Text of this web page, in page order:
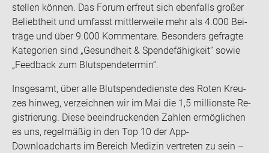
stel­len kön­nen. Das Forum er­freut sich eben­falls gro­ßer
Be­liebt­heit und um­fasst mitt­ler­wei­le mehr als 4.000 Bei­
trä­ge und über 9.000 Kom­men­ta­re. Be­son­ders ge­frag­te
Ka­te­go­rien sind „Ge­sund­heit & Spen­de­fä­hig­keit“ sowie
„Feed­back zum Blut­spen­de­ter­min“.
Ins­ge­samt, über alle Blut­spen­de­diens­te des Roten Kreu­
zes hin­weg, ver­zeich­nen wir im Mai die 1,5 mil­li­ons­te Re­
gis­trie­rung. Diese be­ein­dru­cken­den Zah­len er­mög­li­chen
es uns, re­gel­mä­ßig in den Top 10 der App-​
Downloadcharts im Be­reich Me­di­zin ver­tre­ten zu sein –